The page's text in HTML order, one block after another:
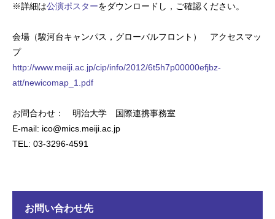
※詳細は公演ポスターをダウンロードし，ご確認ください。
会場（駿河台キャンパス，グローバルフロント） アクセスマッ
プ
http://www.meiji.ac.jp/cip/info/2012/6t5h7p00000efjbz-
att/newicomap_1.pdf
お問合わせ： 明治大学 国際連携事務室
E-mail: ico@mics.meiji.ac.jp
TEL: 03-3296-4591
お問い合わせ先